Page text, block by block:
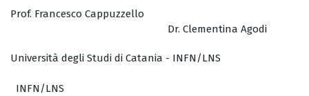
Prof. Francesco Cappuzzello
Dr. Clementina Agodi
Università degli Studi di Catania - INFN/LNS
INFN/LNS